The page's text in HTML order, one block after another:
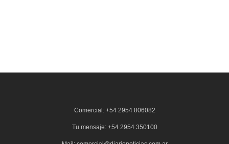
Comercial: +54 2954 806082
Tu mensaje: +54 2954 350100